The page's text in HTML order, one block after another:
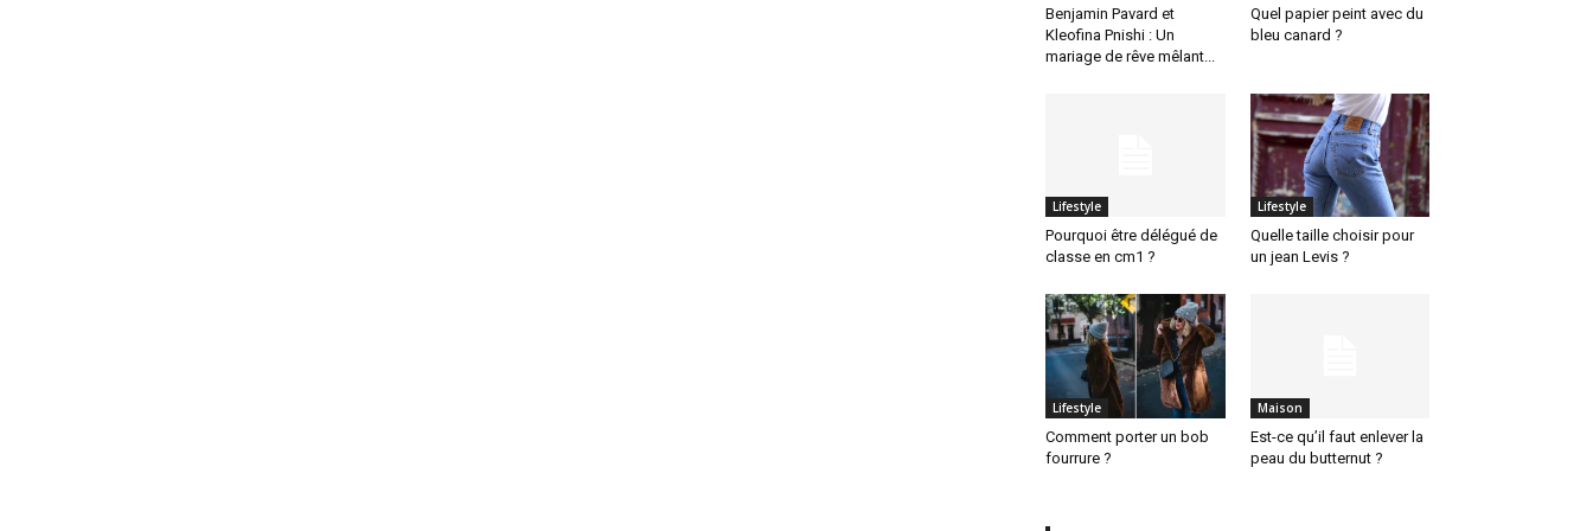
Benjamin Pavard et
Kleofina Pnishi : Un
mariage de rêve mêlant...
Quel papier peint avec du
bleu canard ?
Lifestyle
Pourquoi être délégué de
classe en cm1 ?
Lifestyle
Quelle taille choisir pour
un jean Levis ?
Lifestyle
Comment porter un bob
fourrure ?
Maison
Est-ce qu’il faut enlever la
peau du butternut ?